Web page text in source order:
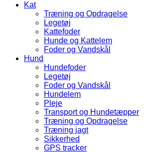
Kat
Træning og Opdragelse
Legetøj
Kattefoder
Hunde og Kattelem
Foder og Vandskål
Hund
Hundefoder
Legetøj
Foder og Vandskål
Hundelem
Pleje
Transport og Hundetæpper
Træning og Opdragelse
Træning jagt
Sikkerhed
GPS tracker